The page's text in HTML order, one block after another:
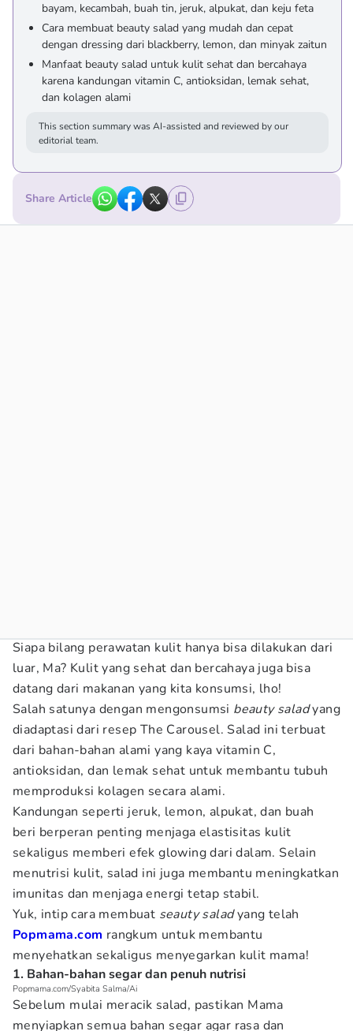
bayam, kecambah, buah tin, jeruk, alpukat, dan keju feta
Cara membuat beauty salad yang mudah dan cepat
dengan dressing dari blackberry, lemon, dan minyak zaitun
Manfaat beauty salad untuk kulit sehat dan bercahaya
karena kandungan vitamin C, antioksidan, lemak sehat,
dan kolagen alami
This section summary was AI-assisted and reviewed by our
editorial team.
Share Article
Siapa bilang perawatan kulit hanya bisa dilakukan dari
luar, Ma? Kulit yang sehat dan bercahaya juga bisa
datang dari makanan yang kita konsumsi, lho!
Salah satunya dengan mengonsumsi beauty saladyang
diadaptasi dari resep The Carousel. Salad ini terbuat
dari bahan-bahan alami yang kaya vitamin C,
antioksidan, dan lemak sehat untuk membantu tubuh
memproduksi kolagen secara alami.
Kandungan seperti jeruk, lemon, alpukat, dan buah
beri berperan penting menjaga elastisitas kulit
sekaligus memberi efek glowing dari dalam. Selain
menutrisi kulit, salad ini juga membantu meningkatkan
imunitas dan menjaga energi tetap stabil.
Yuk, intip cara membuat seauty saladyang telah
Popmama.com rangkum untuk membantu
menyehatkan sekaligus menyegarkan kulit mama!
1. Bahan-bahan segar dan penuh nutrisi
Popmama.com/Syabita Salma/Ai
Sebelum mulai meracik salad, pastikan Mama
menyiapkan semua bahan segar agar rasa dan